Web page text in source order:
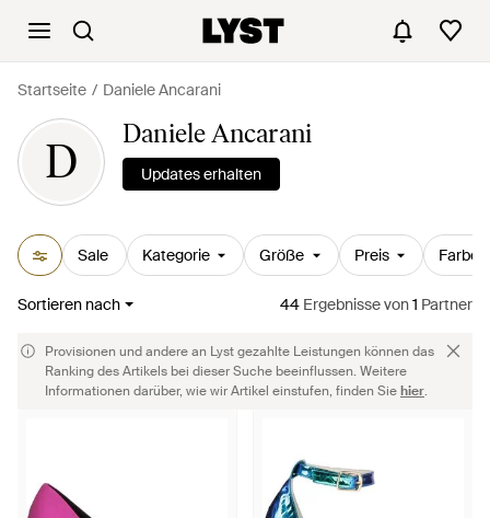
Startseite Daniele Ancarani
D
Daniele Ancarani
Updates erhalten
Sale Kategorie Größe Preis Farbe
Sortieren nach 44 Ergebnissevon1 Partner
Provisionen und andere an Lyst gezahlte Leistungen können das
Ranking des Artikels bei dieser Suche beeinflussen. Weitere
Informationen darüber, wie wir Artikel einstufen, finden Siehier.